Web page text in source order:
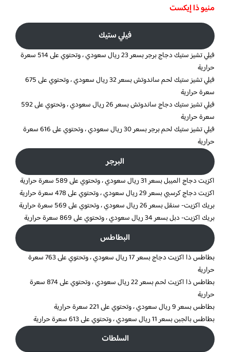
منيو ذا إيكست
فيلي ستيك
فيلي تشيز ستيك دجاج برجر بسعر 23 ريال سعودي ، وتحتوي على 514 سعرة
حرارية
فيلي تشيز ستيك لحم ساندوتش بسعر 32 ريال سعودي ، وتحتوي على 675
سعرة حرارية
فيلي تشيز ستيك دجاج ساندوتش بسعر 26 ريال سعودي ، وتحتوي على 592
سعرة حرارية
فيلي تشيز ستيك لحم برجر بسعر 30 ريال سعودي ، وتحتوي على 616 سعرة
حرارية
البرجر
اكزيت دجاج الميبل بسعر 31 ريال سعودي ، وتحتوي على 589 سعرة حرارية
اكزيت دجاج كرسبي بسعر 29 ريال سعودي ، وتحتوي على 478 سعرة حرارية
بريك اكزيت- سنقل بسعر 26 ريال سعودي ، وتحتوي على 569 سعرة حرارية
بريك اكزيت- دبل بسعر 34 ريال سعودي ، وتحتوي على 869 سعرة حرارية
البطاطس
بطاطس ذا اكزيت دجاج بسعر 17 ريال سعودي ، وتحتوي على 763 سعرة
حرارية
بطاطس ذا اكزيت لحم بسعر 22 ريال سعودي ، وتحتوي على 874 سعرة
حرارية
بطاطس بسعر 9 ريال سعودي ، وتحتوي على 221 سعرة حرارية
بطاطس بالجبن بسعر 11 ريال سعودي ، وتحتوي على 613 سعرة حرارية
السلطات